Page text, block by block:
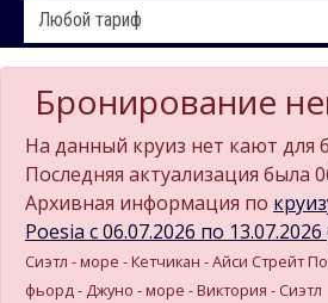
Бронирование
На данный круиз нет кают для
Последняя актуализация была
Архивная информация по
Poesia c 06.07.2026 по 13.07.2026
Сиэтл - море - Кетчикан - Айси Стрейт
фьорд - Джуно - море - Виктория - Сиэтл